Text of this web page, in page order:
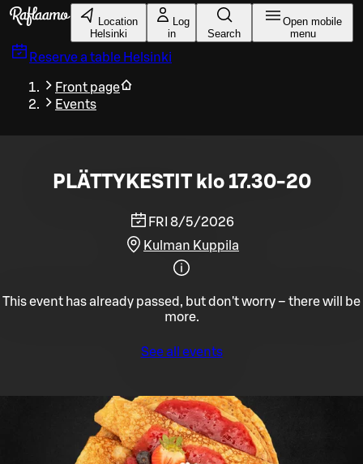
Skip to main content
Location
Helsinki
Log
in
Search
Open mobile
menu
Reserve a table Helsinki
Front page
Events
PLÄTTYKESTIT klo 17.30-20
FRI 8/5/2026
Kulman Kuppila
This event has already passed, but don't worry – there will be
more.
See all events